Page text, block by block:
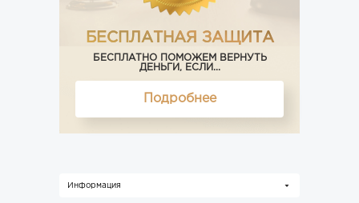
БЕСПЛАТНАЯ ЗАЩИТА
БЕСПЛАТНО ПОМОЖЕМ ВЕРНУТЬ
ДЕНЬГИ, ЕСЛИ...
Подробнее
Информация